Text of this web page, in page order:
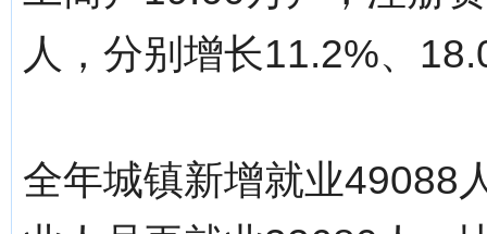
人，分别增长11.2%、
全年城镇新增就业49088